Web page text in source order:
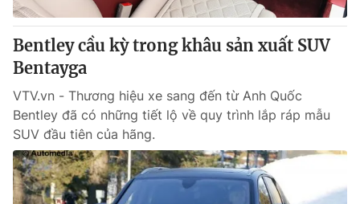
Bentley cầu kỳ trong khâu sản xuất SUV
Bentayga
VTV.vn - Thương hiệu xe sang đến từ Anh Quốc
Bentley đã có những tiết lộ về quy trình lắp ráp mẫu
SUV đầu tiên của hãng.